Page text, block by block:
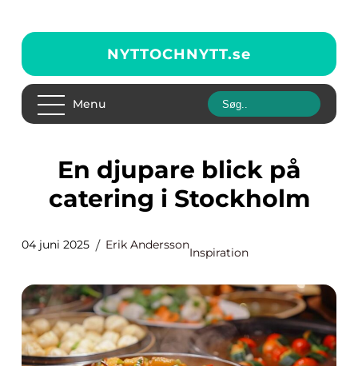
NYTTOCHNYTT.se
Menu
En djupare blick på
catering i Stockholm
04 juni 2025 Erik Andersson
Inspiration